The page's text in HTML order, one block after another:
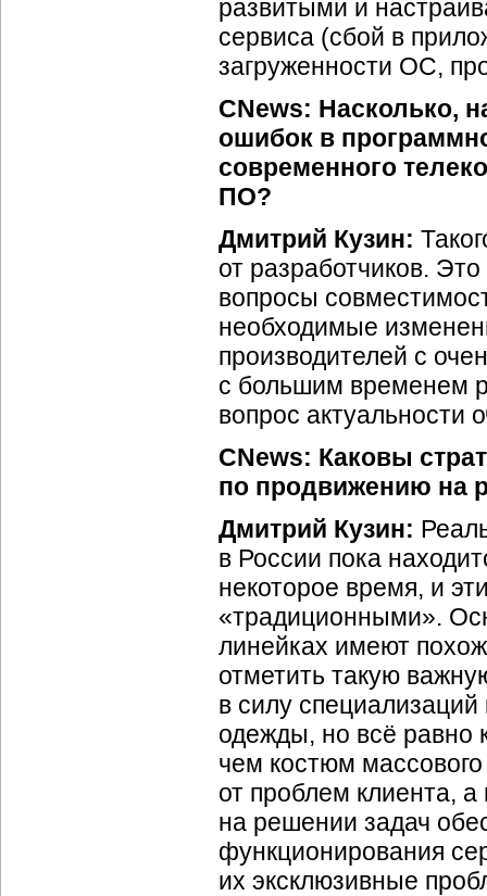
развитыми и
сервиса (сбой в
загруженности ОС,
CNews: Насколько,
ошибок в
современного
ПО?
Дмитрий Кузин:
от разработчиков.
вопросы
необходимые
производителей с
с большим временем
вопрос актуальности
CNews: Каковы
по продвижению на
Дмитрий Кузин:
в России пока
некоторое время, и
«традиционными».
линейках имеют
отметить такую
в силу
одежды, но всё равно
чем костюм массового
от проблем клиента,
на решении задач
функционирования
их эксклюзивные